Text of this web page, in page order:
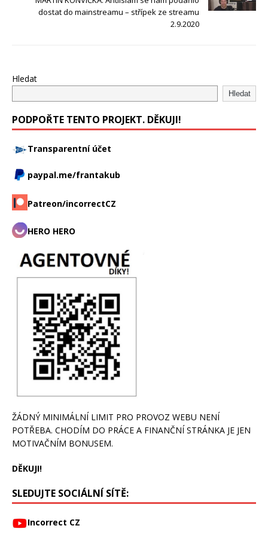
dostat do mainstreamu – střípek ze streamu
2.9.2020
Hledat
Hledat
PODPOŘTE TENTO PROJEKT. DĚKUJI!
Transparentní účet
paypal.me/frantakub
Patreon/incorrectCZ
HERO HERO
ŽÁDNÝ MINIMÁLNÍ LIMIT PRO PROVOZ WEBU NENÍ
POTŘEBA. CHODÍM DO PRÁCE A FINANČNÍ STRÁNKA JE JEN
MOTIVAČNÍM BONUSEM.
DĚKUJI!
SLEDUJTE SOCIÁLNÍ SÍTĚ:
Incorrect CZ